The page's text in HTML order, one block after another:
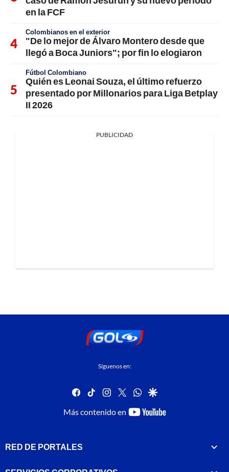
en la FCF
Colombianos en el exterior
"De lo mejor de Álvaro Montero desde que
llegó a Boca Juniors"; por fin lo elogiaron
Fútbol Colombiano
Quién es Leonai Souza, el último refuerzo
presentado por Millonarios para Liga Betplay
II 2026
PUBLICIDAD
Síguenos en:
facebook
tiktok instagram
twitterwhatsapp
google
Más contenido en
youtube-
RED DE PORTALES